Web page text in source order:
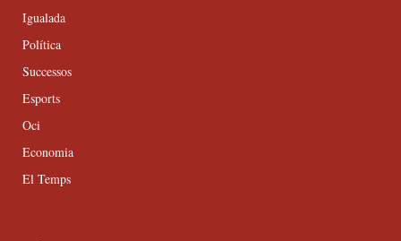
Igualada
Política
Successos
Esports
Oci
Economia
El Temps